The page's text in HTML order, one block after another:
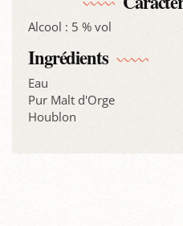
Alcool : 5 % vol
Ingrédients
Eau
Pur Malt d'Orge
Houblon